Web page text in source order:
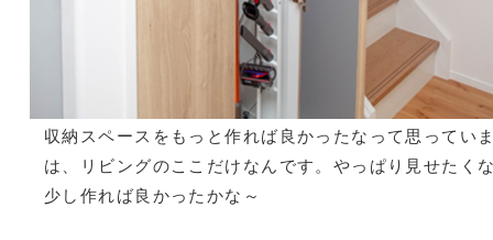
収納スペースをもっと作れば良かったなって思ってい
は、リビングのここだけなんです。やっぱり見せたく
少し作れば良かったかな～